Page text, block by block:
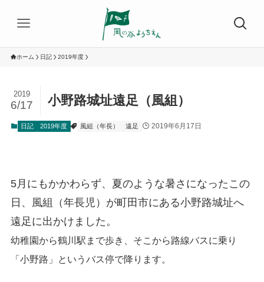
ホーム 日記 2019年度
小野路城址遠足（風組）
2019
6/17
日記 2019年度 風組（年長） 遠足 2019年6月17日
5月にもかかわらず、夏のような暑さになったこの
日、風組（年長児）が町田市にある小野路城址へ
遠足に出かけました。
幼稚園から鶴川駅まで歩き、そこから路線バスに乗り
「小野路」というバス停で降ります。